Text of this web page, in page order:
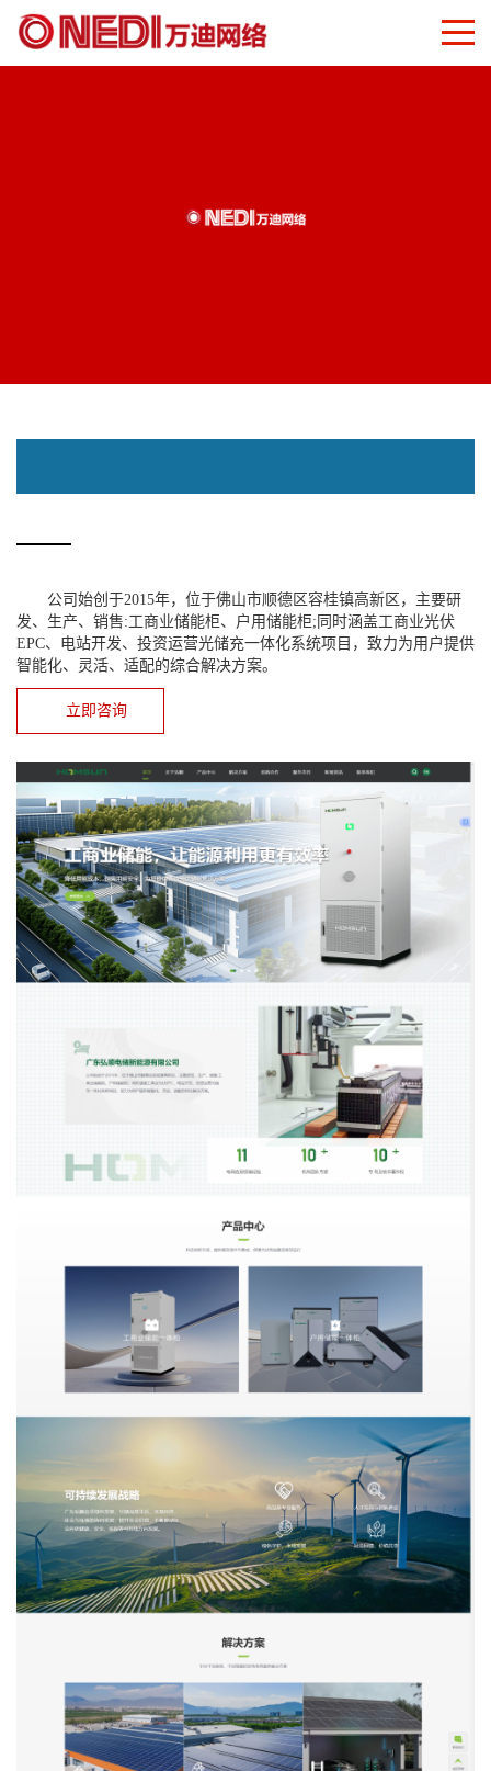
公司始创于2015年，位于佛山市顺德区容桂镇高新区，主要研
发、生产、销售:工商业储能柜、户用储能柜;同时涵盖工商业光伏
EPC、电站开发、投资运营光储充一体化系统项目，致力为用户提供
智能化、灵活、适配的综合解决方案。
立即咨询